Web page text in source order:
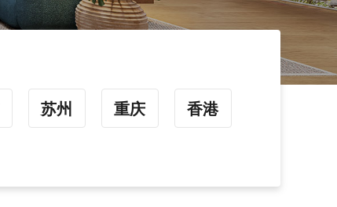
苏州 重庆 香港